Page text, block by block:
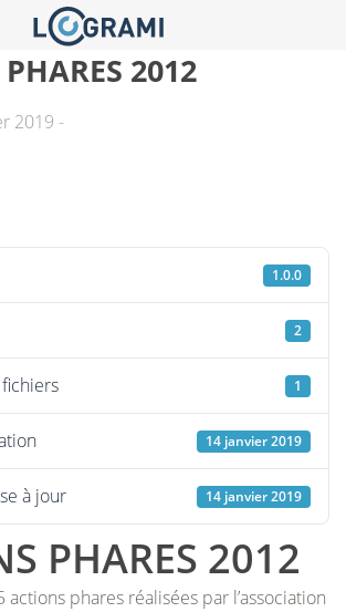
2012
2019 -
1.0.0
2
1
14 janvier 2019
à jour 14 janvier 2019
PHARES 2012
actions phares réalisées par l’association